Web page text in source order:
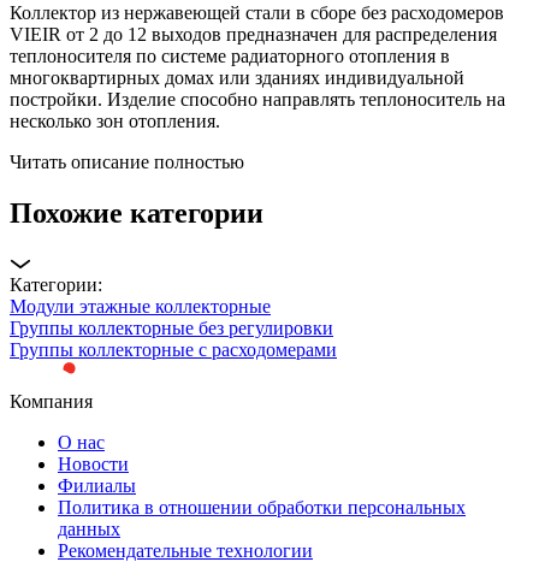
Коллектор из нержавеющей стали в сборе без расходомеров
VIEIR от 2 до 12 выходов предназначен для распределения
теплоносителя по системе радиаторного отопления в
многоквартирных домах или зданиях индивидуальной
постройки. Изделие способно направлять теплоноситель на
несколько зон отопления.
Читать описание полностью
Похожие категории
Категории:
Модули этажные коллекторные
Группы коллекторные без регулировки
Группы коллекторные с расходомерами
Компания
О нас
Новости
Филиалы
Политика в отношении обработки персональных
данных
Рекомендательные технологии